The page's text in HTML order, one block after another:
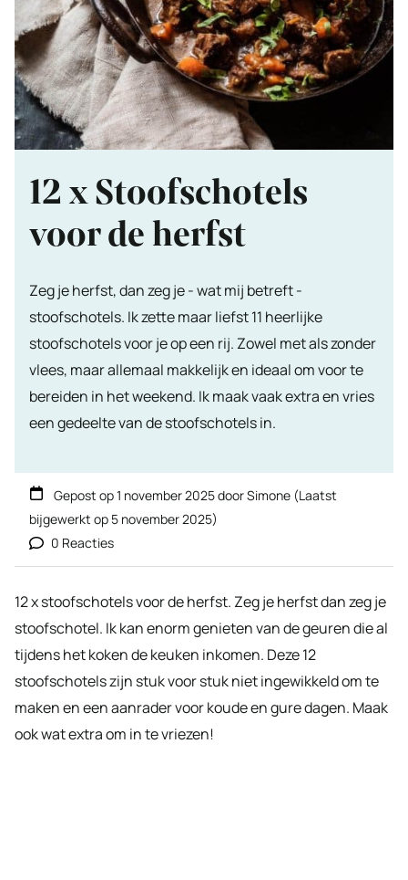
12 x Stoofschotels
voor de herfst
Zeg je herfst, dan zeg je - wat mij betreft -
stoofschotels. Ik zette maar liefst 11 heerlijke
stoofschotels voor je op een rij. Zowel met als zonder
vlees, maar allemaal makkelijk en ideaal om voor te
bereiden in het weekend. Ik maak vaak extra en vries
een gedeelte van de stoofschotels in.
Gepost op1 november 2025doorSimone (Laatst
bijgewerkt op 5 november 2025)
0 Reacties
12 x stoofschotels voor de herfst. Zeg je herfst dan zeg je
stoofschotel. Ik kan enorm genieten van de geuren die al
tijdens het koken de keuken inkomen. Deze 12
stoofschotels zijn stuk voor stuk niet ingewikkeld om te
maken en een aanrader voor koude en gure dagen. Maak
ook wat extra om in te vriezen!